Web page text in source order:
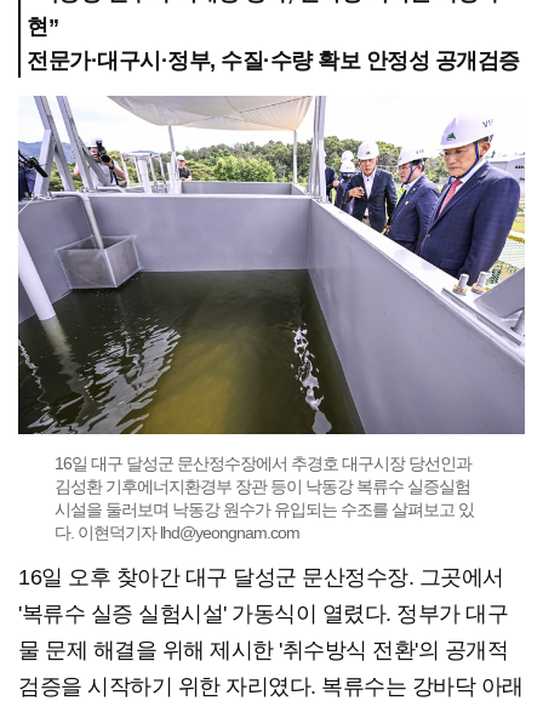
현”
전문가·대구시·정부, 수질·수량 확보 안정성 공개검증
16일 대구 달성군 문산정수장에서 추경호 대구시장 당선인과
김성환 기후에너지환경부 장관 등이 낙동강 복류수 실증실험
시설을 둘러보며 낙동강 원수가 유입되는 수조를 살펴보고 있
다. 이현덕기자 lhd@yeongnam.com
16일 오후 찾아간 대구 달성군 문산정수장. 그곳에서
'복류수 실증 실험시설' 가동식이 열렸다. 정부가 대구
물 문제 해결을 위해 제시한 '취수방식 전환'의 공개적
검증을 시작하기 위한 자리였다. 복류수는 강바닥 아래